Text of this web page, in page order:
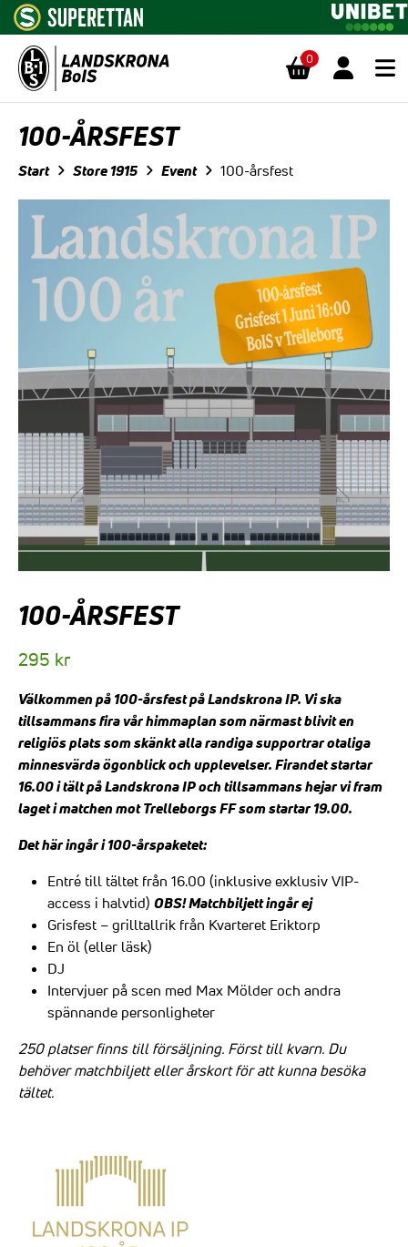
0
100-ÅRSFEST
Start Store 1915 Event 100-årsfest
100-ÅRSFEST
295 kr
Välkommen på 100-årsfest på Landskrona IP. Vi ska
tillsammans fira vår himmaplan som närmast blivit en
religiös plats som skänkt alla randiga supportrar otaliga
minnesvärda ögonblick och upplevelser. Firandet startar
16.00 i tält på Landskrona IP och tillsammans hejar vi fram
laget i matchen mot Trelleborgs FF som startar 19.00.
Det här ingår i 100-årspaketet:
Entré till tältet från 16.00 (inklusive exklusiv VIP-
access i halvtid) OBS! Matchbiljett ingår ej
Grisfest – grilltallrik från Kvarteret Eriktorp
En öl (eller läsk)
DJ
Intervjuer på scen med Max Mölder och andra
spännande personligheter
250 platser finns till försäljning. Först till kvarn. Du
behöver matchbiljett eller årskort för att kunna besöka
tältet.